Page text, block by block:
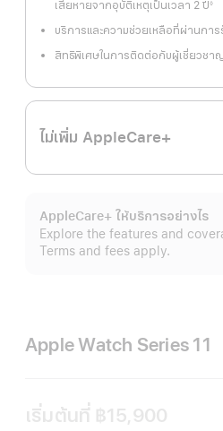
เสียหายจากอุบัติเหตุเป็นเวลา 2 ปี◊
บริการและความช่วยเหลือที่ผ่านกา
สิทธิพิเศษในการติดต่อกับผู้เชี่ยวชา
ไม่เพิ่ม AppleCare+
AppleCare+ ให้บริการอย่างไร
Explore the features and
Terms and fees apply.
Apple Watch Series 11
เริ่มต้นที่ ฿15,900